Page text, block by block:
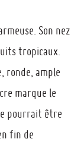
Son nez
tropicaux.
ronde, ample
marque le
pourrait être
fin de